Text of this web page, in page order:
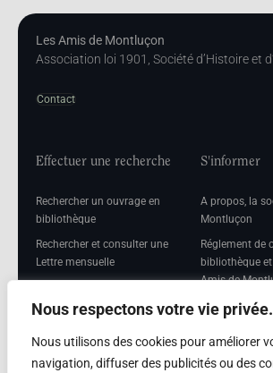
Nous respectons votre vie privée.
Nous utilisons des cookies pour améliorer
navigation, diffuser des publicités ou des
Les Amis de Montluçon
Association loi 1901, Société d’Histoire et
Contact
Effectuer une recherche
Rechercher un ouvrage en
bibliothèque
Rechercher et consulter une
Lettre mensuelle
mensuelle
S'informer
A propos, la
Montluçon
Réglement de
bibliothèque
Amis de
Mentions